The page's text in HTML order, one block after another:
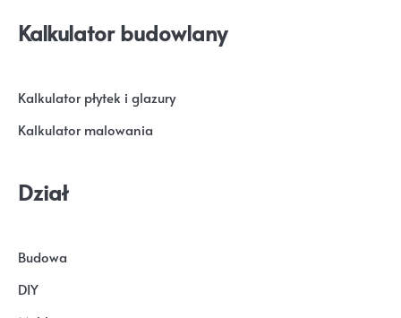
Kalkulator budowlany
Kalkulator płytek i glazury
Kalkulator malowania
Dział
Budowa
DIY